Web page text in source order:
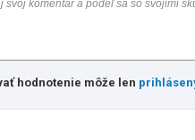
hodnotenie môže len